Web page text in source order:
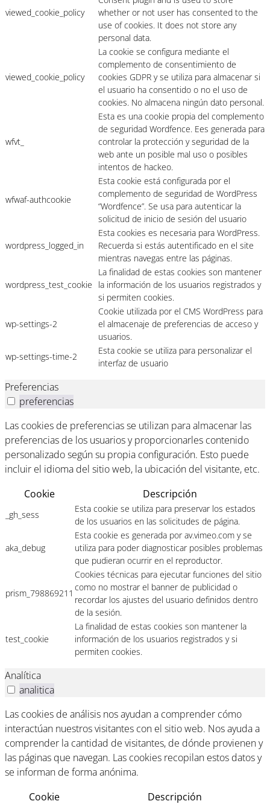
viewed_cookie_policy
whether or not user has consented to the
use of cookies. It does not store any
personal data.
viewed_cookie_policy
La cookie se configura mediante el
complemento de consentimiento de
cookies GDPR y se utiliza para almacenar si
el usuario ha consentido o no el uso de
cookies. No almacena ningún dato personal.
wfvt_
Esta es una cookie propia del complemento
de seguridad Wordfence. Ees generada para
controlar la protección y seguridad de la
web ante un posible mal uso o posibles
intentos de hackeo.
wfwaf-authcookie
Esta cookie está configurada por el
complemento de seguridad de WordPress
“Wordfence”. Se usa para autenticar la
solicitud de inicio de sesión del usuario
wordpress_logged_in
Esta cookies es necesaria para WordPress.
Recuerda si estás autentificado en el site
mientras navegas entre las páginas.
wordpress_test_cookie
La finalidad de estas cookies son mantener
la información de los usuarios registrados y
si permiten cookies.
wp-settings-2
Cookie utilizada por el CMS WordPress para
el almacenaje de preferencias de acceso y
usuarios.
wp-settings-time-2
Esta cookie se utiliza para personalizar el
interfaz de usuario
Preferencias
preferencias
Las cookies de preferencias se utilizan para almacenar las
preferencias de los usuarios y proporcionarles contenido
personalizado según su propia configuración. Esto puede
incluir el idioma del sitio web, la ubicación del visitante, etc.
Cookie
Descripción
_gh_sess
Esta cookie se utiliza para preservar los estados
de los usuarios en las solicitudes de página.
aka_debug
Esta cookie es generada por av.vimeo.com y se
utiliza para poder diagnosticar posibles problemas
que pudieran ocurrir en el reproductor.
prism_798869211
Cookies técnicas para ejecutar funciones del sitio
como no mostrar el banner de publicidad o
recordar los ajustes del usuario definidos dentro
de la sesión.
test_cookie
La finalidad de estas cookies son mantener la
información de los usuarios registrados y si
permiten cookies.
Analítica
analitica
Las cookies de análisis nos ayudan a comprender cómo
interactúan nuestros visitantes con el sitio web. Nos ayuda a
comprender la cantidad de visitantes, de dónde provienen y
las páginas que navegan. Las cookies recopilan estos datos y
se informan de forma anónima.
Cookie
Descripción